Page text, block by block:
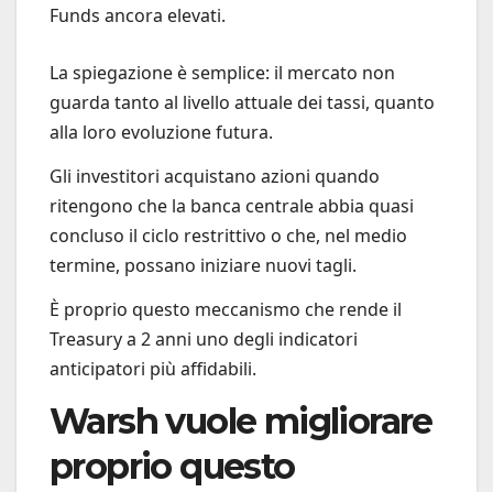
Funds ancora elevati.
La spiegazione è semplice: il mercato non
guarda tanto al livello attuale dei tassi, quanto
alla loro evoluzione futura.
Gli investitori acquistano azioni quando
ritengono che la banca centrale abbia quasi
concluso il ciclo restrittivo o che, nel medio
termine, possano iniziare nuovi tagli.
È proprio questo meccanismo che rende il
Treasury a 2 anni uno degli indicatori
anticipatori più affidabili.
Warsh vuole migliorare
proprio questo